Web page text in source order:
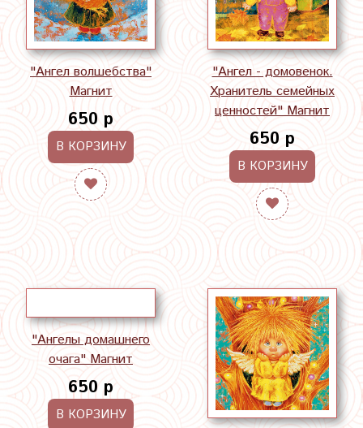
"Ангел волшебства"
Магнит
650 р
В КОРЗИНУ
"Ангел - домовенок.
Хранитель семейных
ценностей" Магнит
650 р
В КОРЗИНУ
"Ангелы домашнего
очага" Магнит
650 р
В КОРЗИНУ